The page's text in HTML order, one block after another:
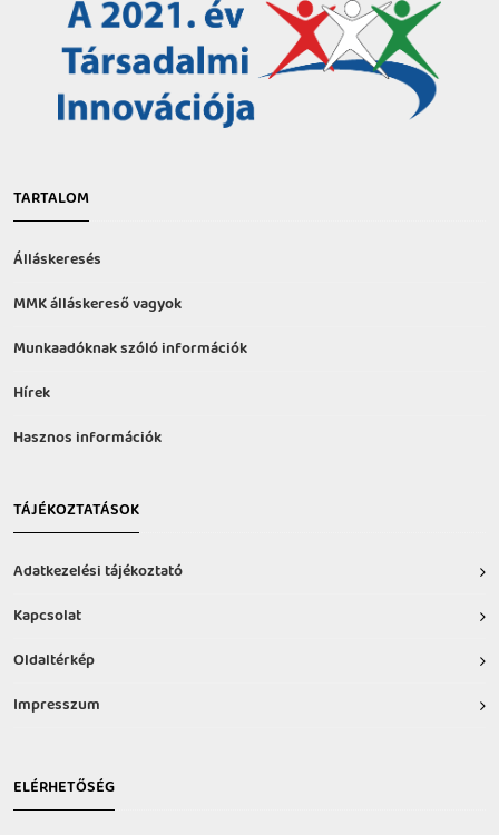
TARTALOM
Álláskeresés
MMK álláskereső vagyok
Munkaadóknak szóló információk
Hírek
Hasznos információk
TÁJÉKOZTATÁSOK
Adatkezelési tájékoztató
Kapcsolat
Oldaltérkép
Impresszum
ELÉRHETŐSÉG